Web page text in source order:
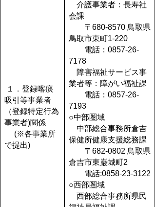
１．登録喀痰
吸引等事業者
（登録特定行為
事業者)関係
(※各事業所
で提出)
介護事業者：長寿社
会課
〒680-8570 鳥取県
鳥取市東町1-220
電話：0857-26-
7178
障害福祉サービス事
業者等：障がい福祉課
電話：0857-26-
7193
○中部圏域
中部総合事務所倉吉
保健所健康支援総務課
〒682-0802 鳥取県
倉吉市東巌城町2
電話:0858-23-3122
○西部圏域
西部総合事務所県民